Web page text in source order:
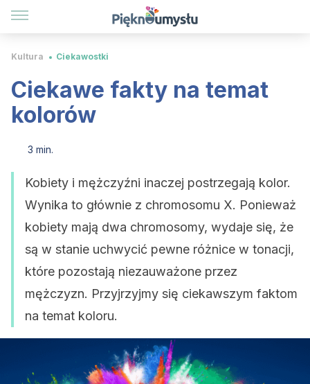
Kultura Ciekawostki
Ciekawe fakty na temat
kolorów
3 min.
Kobiety i mężczyźni inaczej postrzegają kolor.
Wynika to głównie z chromosomu X. Ponieważ
kobiety mają dwa chromosomy, wydaje się, że
są w stanie uchwycić pewne różnice w tonacji,
które pozostają niezauważone przez
mężczyzn. Przyjrzyjmy się ciekawszym faktom
na temat koloru.